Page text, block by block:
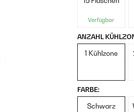
Verfügbar
ANZAHL
1 Kühlzone
FARBE:
Schwarz